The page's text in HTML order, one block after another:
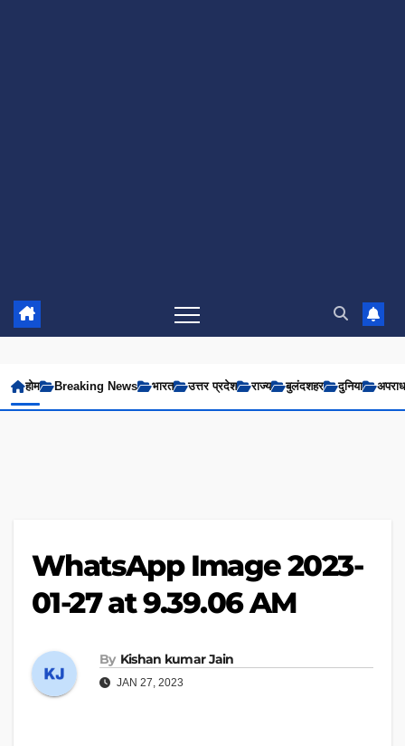
होम Breaking News भारत उत्तर प्रदेश राज्य बुलंदशहर दुनिया अपराध
WhatsApp Image 2023-
01-27 at 9.39.06 AM
By Kishan kumar Jain
JAN 27, 2023